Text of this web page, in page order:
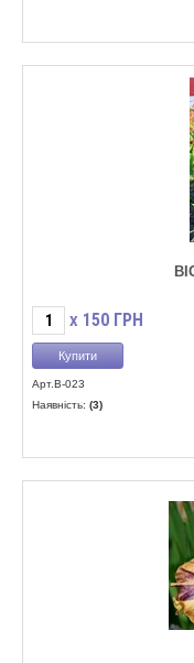
X 150 ГРН
Арт.B-023
Наявність: (3)